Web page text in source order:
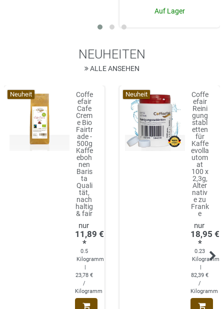
Auf Lager
NEUHEITEN
ALLE ANSEHEN
Neuheit
Coffe
efair
Cafe
Crem
e Bio
Fairtr
ade -
500g
Kaffe
eboh
nen
Baris
ta
Quali
tät,
nach
haltig
& fair
11,89 €
*
0.5
Kilogramm
23,78 €
/
Kilogramm
Neuheit
Coffe
efair
Reini
gung
stabl
etten
für
Kaffe
evolla
utom
at
100 x
2,3g,
Alter
nativ
e zu
Frank
e
18,95 €
*
0.23
Kilogramm
82,39 €
/
Kilogramm